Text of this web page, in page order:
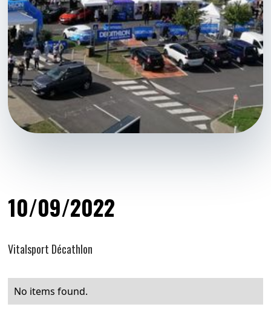
10/09/2022
Vitalsport Décathlon
No items found.